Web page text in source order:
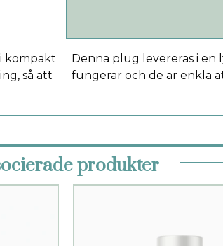
kompakt
så att
Denna plug levereras i en
fungerar och de är enkla
produkter